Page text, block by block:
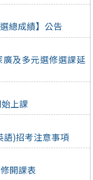
總成績】公告
廣及多元選修選課延
上課
語)招考注意事項
開課表